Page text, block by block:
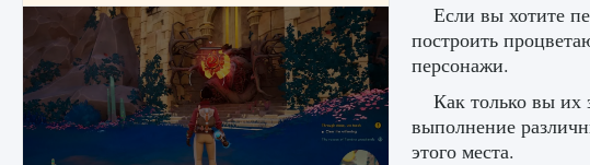
Если вы хотите
построить
персонажи.
Как только вы их
выполнение
этого места.